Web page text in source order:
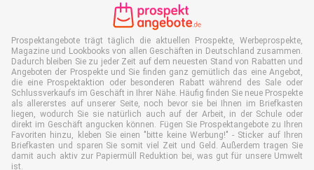
Prospektangebote trägt täglich die aktuellen Prospekte, Werbeprospekte,
Magazine und Lookbooks von allen Geschäften in Deutschland zusammen.
Dadurch bleiben Sie zu jeder Zeit auf dem neuesten Stand von Rabatten und
Angeboten der Prospekte und Sie finden ganz gemütlich das eine Angebot,
die eine Prospektaktion oder besonderen Rabatt während des Sale oder
Schlussverkaufs im Geschäft in Ihrer Nähe. Häufig finden Sie neue Prospekte
als allererstes auf unserer Seite, noch bevor sie bei Ihnen im Briefkasten
liegen, wodurch Sie sie natürlich auch auf der Arbeit, in der Schule oder
direkt im Geschäft angucken können. Fügen Sie Prospektangebote zu Ihren
Favoriten hinzu, kleben Sie einen "bitte keine Werbung!" - Sticker auf Ihren
Briefkasten und sparen Sie somit viel Zeit und Geld. Außerdem tragen Sie
damit auch aktiv zur Papiermüll Reduktion bei, was gut für unsere Umwelt
ist.